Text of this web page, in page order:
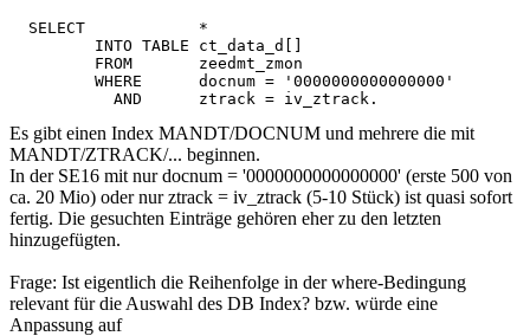
  SELECT            *
         INTO TABLE ct_data_d[]
         FROM       zeedmt_zmon
         WHERE      docnum = '0000000000000000'
           AND      ztrack = iv_ztrack.
Es gibt einen Index MANDT/DOCNUM und mehrere die mit
MANDT/ZTRACK/... beginnen.
In der SE16 mit nur docnum = '0000000000000000' (erste 500 von
ca. 20 Mio) oder nur ztrack = iv_ztrack (5-10 Stück) ist quasi sofort
fertig. Die gesuchten Einträge gehören eher zu den letzten
hinzugefügten.
Frage: Ist eigentlich die Reihenfolge in der where-Bedingung
relevant für die Auswahl des DB Index? bzw. würde eine
Anpassung auf